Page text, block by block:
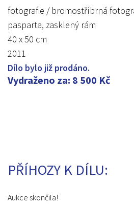
fotografie / bromostříbrná
pasparta, zasklený rám
40 x 50 cm
2011
Dílo bylo již prodáno.
Vydraženo za: 8 500 Kč
PŘÍHOZY K DÍLU:
Aukce skončila!